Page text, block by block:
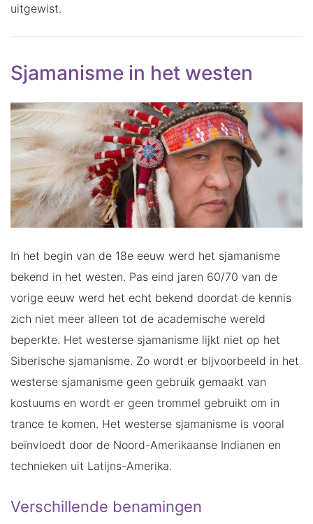
uitgewist.
Sjamanisme in het westen
In het begin van de 18e eeuw werd het sjamanisme
bekend in het westen. Pas eind jaren 60/70 van de
vorige eeuw werd het echt bekend doordat de kennis
zich niet meer alleen tot de academische wereld
beperkte. Het westerse sjamanisme lijkt niet op het
Siberische sjamanisme. Zo wordt er bijvoorbeeld in het
westerse sjamanisme geen gebruik gemaakt van
kostuums en wordt er geen trommel gebruikt om in
trance te komen. Het westerse sjamanisme is vooral
beïnvloedt door de Noord-Amerikaanse Indianen en
technieken uit Latijns-Amerika.
Verschillende benamingen